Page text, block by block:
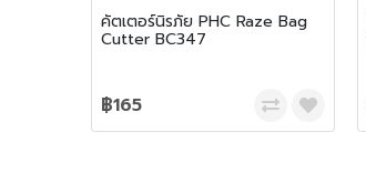
คัตเตอร์นิรภัย PHC Raze Bag
Cutter BC347
฿165